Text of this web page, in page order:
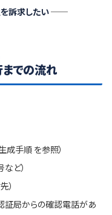
訴求したい──
での流れ
成手順 を参照）
ど）
）
認証局からの確認電話があ